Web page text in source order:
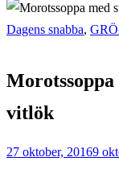
Morotssoppa
med
ingefära
Dagens snabba,
vitlök
27 oktober, 20169